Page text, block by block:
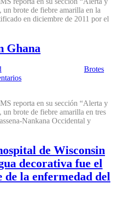
brote de fiebre amarilla en la
en diciembre de 2011 por el
Ghana
Brotes
reporta en su sección “Alerta y
brote de fiebre amarilla en tres
Nankana Occidental y
de Wisconsin
decorativa fue el
de la enfermedad del